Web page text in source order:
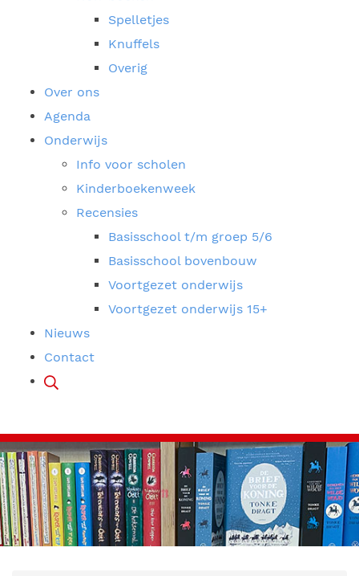
Spelletjes
Knuffels
Overig
Over ons
Agenda
Onderwijs
Info voor scholen
Kinderboekenweek
Recensies
Basisschool t/m groep 5/6
Basisschool bovenbouw
Voortgezet onderwijs
Voortgezet onderwijs 15+
Nieuws
Contact